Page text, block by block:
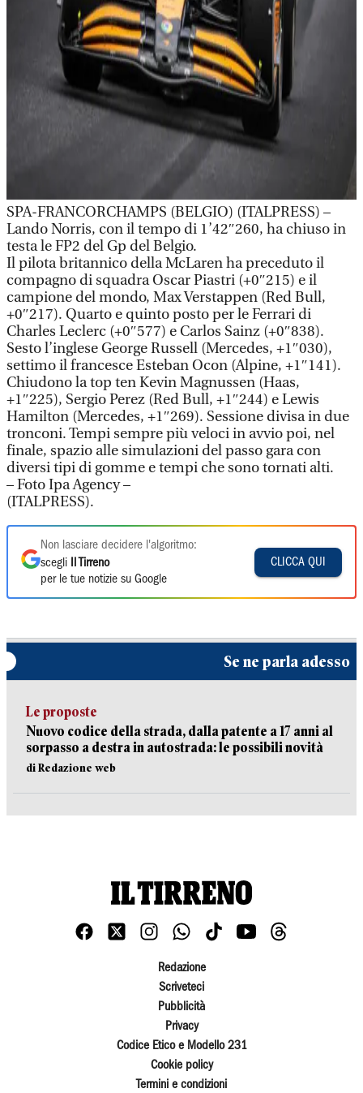
SPA-FRANCORCHAMPS (BELGIO) (ITALPRESS) –
Lando Norris, con il tempo di 1’42″260, ha chiuso in
testa le FP2 del Gp del Belgio.
Il pilota britannico della McLaren ha preceduto il
compagno di squadra Oscar Piastri (+0″215) e il
campione del mondo, Max Verstappen (Red Bull,
+0″217). Quarto e quinto posto per le Ferrari di
Charles Leclerc (+0″577) e Carlos Sainz (+0″838).
Sesto l’inglese George Russell (Mercedes, +1″030),
settimo il francesce Esteban Ocon (Alpine, +1″141).
Chiudono la top ten Kevin Magnussen (Haas,
+1″225), Sergio Perez (Red Bull, +1″244) e Lewis
Hamilton (Mercedes, +1″269). Sessione divisa in due
tronconi. Tempi sempre più veloci in avvio poi, nel
finale, spazio alle simulazioni del passo gara con
diversi tipi di gomme e tempi che sono tornati alti.
– Foto Ipa Agency –
(ITALPRESS).
Non lasciare decidere l'algoritmo:
scegli
Il Tirreno
per le tue notizie su Google
CLICCA QUI
Se ne parla adesso
Le proposte
Nuovo codice della strada, dalla patente a 17 anni al
sorpasso a destra in autostrada: le possibili novità
di Redazione web
Redazione
Scriveteci
Pubblicità
Privacy
Codice Etico e Modello 231
Cookie policy
Termini e condizioni